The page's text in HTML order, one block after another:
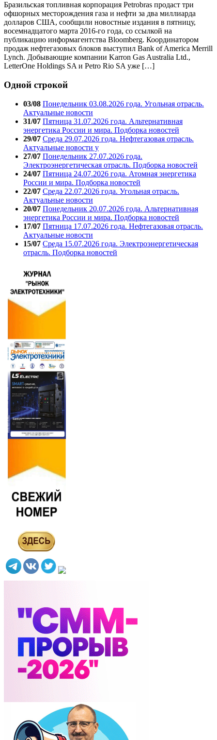
Бразильская топливная корпорация Petrobras продаст три
офшорных месторождения газа и нефти за два миллиарда
долларов США, сообщили новостные издания в пятницу,
восемнадцатого марта 2016-го года, со ссылкой на
публикацию информагентства Bloomberg. Координатором
продаж нефтегазовых блоков выступил Bank of America Merrill
Lynch. Добывающие компании Karron Gas Australia Ltd.,
LetterOne Holdings SA и Petro Rio SA уже […]
Одной строкой
03/08 Понедельник 03.08.2026 года. Угольная отрасль.
Актуальные новости
31/07 Пятница 31.07.2026 года. Альтернативная
энергетика России и мира. Подборка новостей
29/07 Среда 29.07.2026 года. Нефтегазовая отрасль.
Актуальные новости у
27/07 Понедельник 27.07.2026 года.
Электроэнергетическая отрасль. Подборка новостей
24/07 Пятница 24.07.2026 года. Атомная энергетика
России и мира. Подборка новостей
22/07 Среда 22.07.2026 года. Угольная отрасль.
Актуальные новости
20/07 Понедельник 20.07.2026 года. Альтернативная
энергетика России и мира. Подборка новостей
17/07 Пятница 17.07.2026 года. Нефтегазовая отрасль.
Актуальные новости
15/07 Среда 15.07.2026 года. Электроэнергетическая
отрасль. Подборка новостей